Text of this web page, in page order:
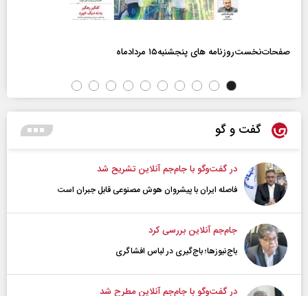
صفحات‌نخست‌روزنامه ها‌ی پنجشنبه‌۱۵ مردادماه
گفت و گو
در گفت‌و‌گو با جام‌جم آنلاین تشریح شد
فاصله ایران با پیشرو‌ان هوش مصنوعی قابل جبران است
جام‌جم آنلاین بررسی کرد
باج‌نیوزها؛ باج‌گیری در لباس افشاگری
در گفت‌و‌گو با جام‌جم آنلاین مطرح شد